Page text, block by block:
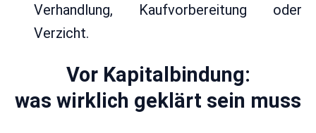
Verhandlung, Kaufvorbereitung oder
Verzicht.
Vor Kapitalbindung:
was wirklich geklärt sein muss